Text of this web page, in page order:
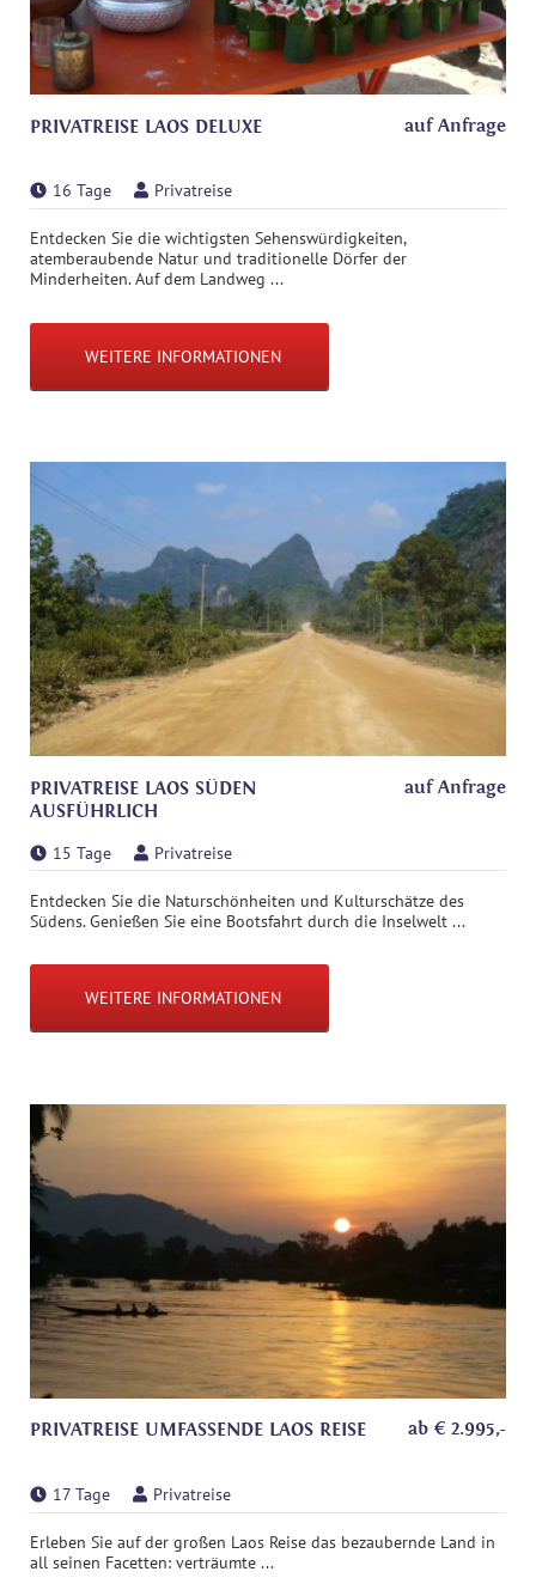
PRIVATREISE LAOS DELUXE auf Anfrage
16 Tage Privatreise
Entdecken Sie die wichtigsten Sehenswürdigkeiten,
atemberaubende Natur und traditionelle Dörfer der
Minderheiten. Auf dem Landweg ...
WEITERE INFORMATIONEN
PRIVATREISE LAOS SÜDEN
AUSFÜHRLICH
auf Anfrage
15 Tage Privatreise
Entdecken Sie die Naturschönheiten und Kulturschätze des
Südens. Genießen Sie eine Bootsfahrt durch die Inselwelt ...
WEITERE INFORMATIONEN
PRIVATREISE UMFASSENDE LAOS REISE ab € 2.995,-
17 Tage Privatreise
Erleben Sie auf der großen Laos Reise das bezaubernde Land in
all seinen Facetten: verträumte ...